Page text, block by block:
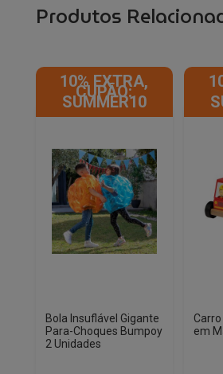
Produtos
10% EXTRA,
CUPÃO:
SUMMER10
Bola Insuflável Gigante
Para-Choques Bumpoy
2 Unidades
em